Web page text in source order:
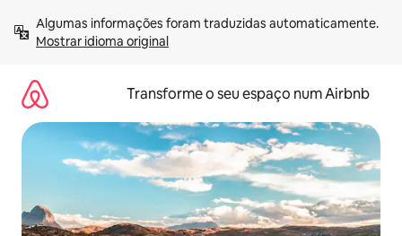
para
Mostrar idioma original
Transforme o seu espaço num Airbnb